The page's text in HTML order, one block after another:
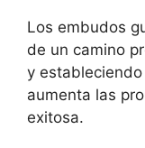
Los embudos
de un camino
y
aumenta las
exitosa.